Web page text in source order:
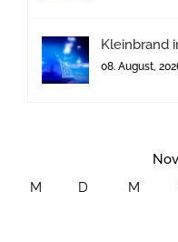
Kleinbrand
08. August,
M
D M